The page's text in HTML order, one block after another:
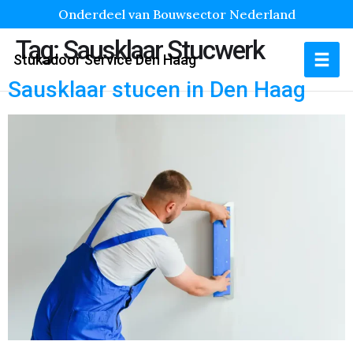
Onderdeel van Bouwsector Nederland
Stukadoor Service Den Haag
Tag:Sausklaar Stucwerk
Sausklaar stucen in Den Haag